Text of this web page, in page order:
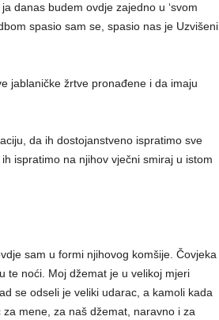
danas budem ovdje zajedno u ‘svom
spasio sam se, spasio nas je Uzvišeni
jablaničke žrtve pronađene i da imaju
da ih dostojanstveno ispratimo sve
ispratimo na njihov vječni smiraj u istom
sam u formi njihovog komšije. Čovjeka
te noći. Moj džemat je u velikoj mjeri
se odseli je veliki udarac, a kamoli kada
mene, za naš džemat, naravno i za